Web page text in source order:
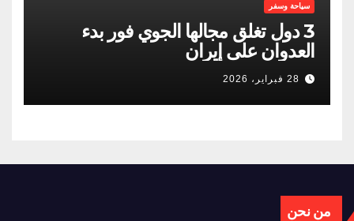
سياحة وسفر
3 دول تغلق مجالها الجوي فور بدء
العدوان على إيران
28 فبراير، 2026
من نحن